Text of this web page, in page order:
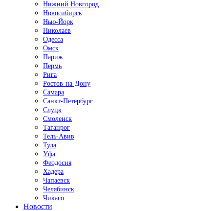
Нижний Новгород
Новосибирск
Нью-Йорк
Николаев
Одесса
Омск
Париж
Пермь
Рига
Ростов-на-Дону
Самара
Санкт-Петербург
Слуцк
Смоленск
Таганрог
Тель-Авив
Тула
Уфа
Феодосия
Хадера
Чапаевск
Челябинск
Чикаго
Новости